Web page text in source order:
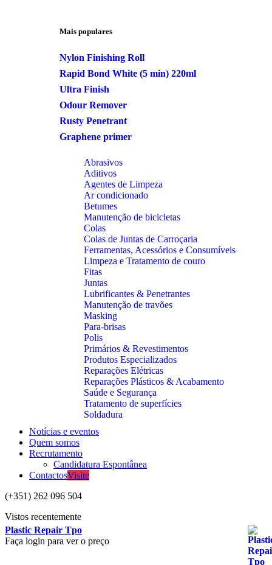
Mais populares
Nylon Finishing Roll
Rapid Bond White (5 min) 220ml
Ultra Finish
Odour Remover
Rusty Penetrant
Graphene primer
Abrasivos
Aditivos
Agentes de Limpeza
Ar condicionado
Betumes
Manutenção de bicicletas
Colas
Colas de Juntas de Carroçaria
Ferramentas, Acessórios e Consumíveis
Limpeza e Tratamento de couro
Fitas
Juntas
Lubrificantes & Penetrantes
Manutenção de travões
Masking
Para-brisas
Polis
Primários & Revestimentos
Produtos Especializados
Reparações Elétricas
Reparações Plásticos & Acabamento
Saúde e Segurança
Tratamento de superfícies
Soldadura
Notícias e eventos
Quem somos
Recrutamento
Candidatura Espontânea
ContactosVisite
(+351) 262 096 504
Vistos recentemente
Plastic Repair Tpo
Faça login para ver o preço